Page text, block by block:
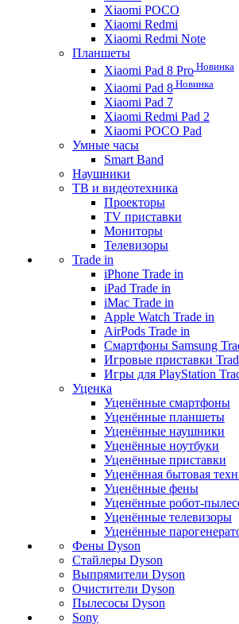
Xiaomi POCO
Xiaomi Redmi
Xiaomi Redmi Note
Планшеты
Xiaomi Pad 8 Pro Новинка
Xiaomi Pad 8 Новинка
Xiaomi Pad 7
Xiaomi Redmi Pad 2
Xiaomi POCO Pad
Умные часы
Smart Band
Наушники
ТВ и видеотехника
Проекторы
TV приставки
Мониторы
Телевизоры
Trade in
iPhone Trade in
iPad Trade in
iMac Trade in
Apple Watch Trade in
AirPods Trade in
Смартфоны Samsung
Игровые приставки
Игры для PlayStation
Уценка
Уценённые смартфоны
Уценённые планшеты
Уценённые наушники
Уценённые ноутбуки
Уценённые приставки
Уценённая бытовая
Уценённые фены
Уценённые робот-
Уценённые телевизоры
Уценённые
Фены Dyson
Стайлеры Dyson
Выпрямители Dyson
Очистители Dyson
Пылесосы Dyson
Sony